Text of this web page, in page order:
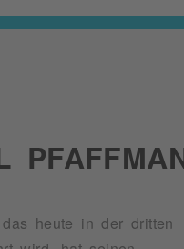
das heute in der dritten
von Pfaffmann Weinen. Eine kontinuierliche Verbesserung und